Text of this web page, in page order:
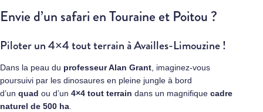
Envie d’un safari en Touraine et Poitou ?
Piloter un 4×4 tout terrain à Availles-Limouzine !
Dans la peau du professeur Alan Grant , imaginez-vous
poursuivi par les dinosaures en pleine jungle à bord
d’un quad ou d’un 4×4 tout terrain dans un magnifique cadre
naturel de 500 ha